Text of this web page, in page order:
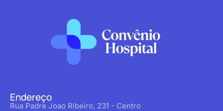
Endereço
Rua Padre Joao Ribeiro, 231 - Centro